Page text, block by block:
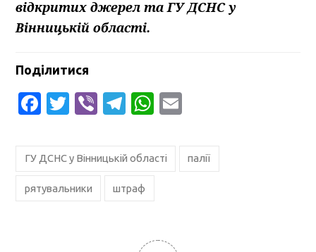
відкритих джерел та ГУ ДСНС у
Вінницькій області.
Поділитися
Facebook
Twitter
ViberTelegram
WhatsApp
ГУ ДСНС у Вінницькій області палії
рятувальники штраф